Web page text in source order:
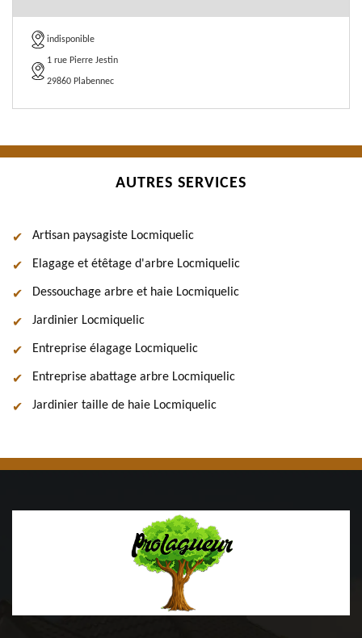
indisponible
1 rue Pierre Jestin
29860 Plabennec
AUTRES SERVICES
Artisan paysagiste Locmiquelic
Elagage et étêtage d'arbre Locmiquelic
Dessouchage arbre et haie Locmiquelic
Jardinier Locmiquelic
Entreprise élagage Locmiquelic
Entreprise abattage arbre Locmiquelic
Jardinier taille de haie Locmiquelic